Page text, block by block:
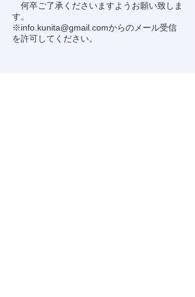
何卒ご了承くださいますようお願い致しま
す。
※info.kunita@gmail.comからのメール受信
を許可してください。